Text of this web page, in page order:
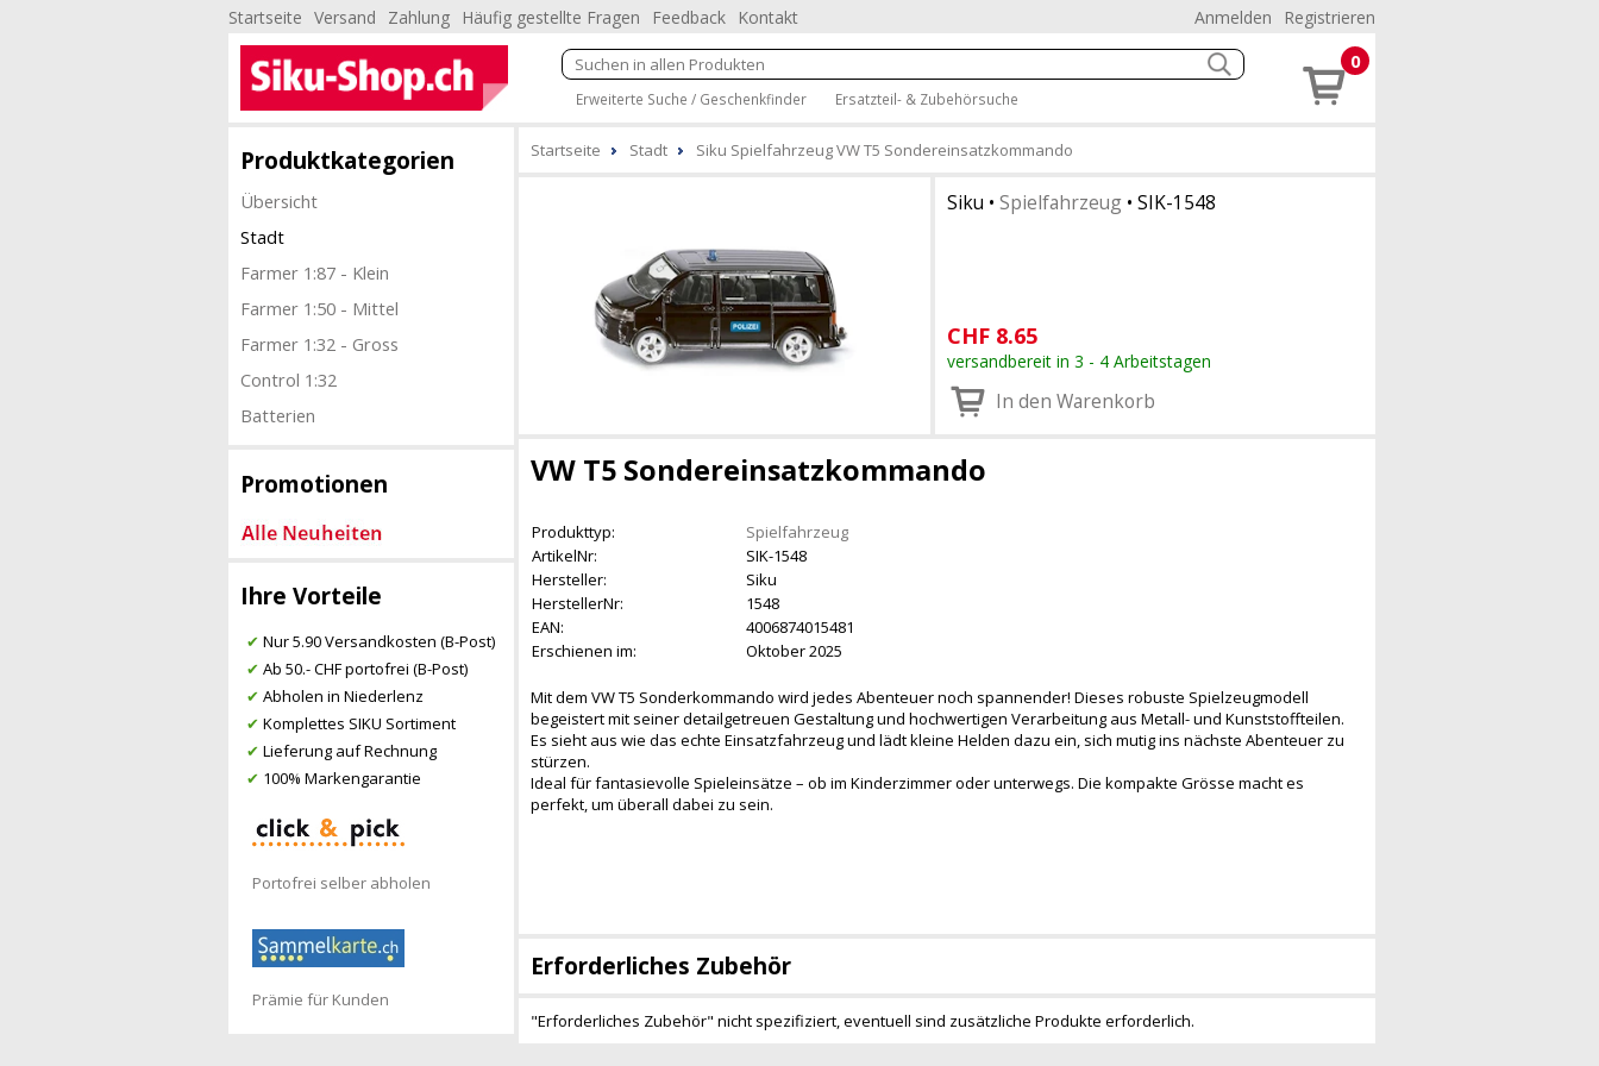
Startseite Versand Zahlung Häufig gestellte Fragen Feedback Kontakt Anmelden Registrieren
Erweiterte Suche / Geschenkfinder Ersatzteil- & Zubehörsuche
0
Produktkategorien
Übersicht
Stadt
Farmer 1:87 - Klein
Farmer 1:50 - Mittel
Farmer 1:32 - Gross
Control 1:32
Batterien
Promotionen
Ihre Vorteile
✔ Nur 5.90 Versandkosten (B-Post)
✔ Ab 50.- CHF portofrei (B-Post)
✔ Abholen in Niederlenz
✔ Komplettes SIKU Sortiment
✔ Lieferung auf Rechnung
✔ 100% Markengarantie
Portofrei selber abholen
Prämie für Kunden
Startseite Stadt Siku Spielfahrzeug VW T5 Sondereinsatzkommando
Siku • Spielfahrzeug• SIK-1548
CHF 8.65
versandbereit in 3 - 4 Arbeitstagen
In den Warenkorb
VW T5 Sondereinsatzkommando
Produkttyp:
Spielfahrzeug
ArtikelNr:
SIK-1548
Hersteller:
Siku
HerstellerNr:
1548
EAN:
4006874015481
Erschienen im:
Oktober 2025
Mit dem VW T5 Sonderkommando wird jedes Abenteuer noch spannender! Dieses robuste Spielzeugmodell
begeistert mit seiner detailgetreuen Gestaltung und hochwertigen Verarbeitung aus Metall- und Kunststoffteilen.
Es sieht aus wie das echte Einsatzfahrzeug und lädt kleine Helden dazu ein, sich mutig ins nächste Abenteuer zu
stürzen.
Ideal für fantasievolle Spieleinsätze – ob im Kinderzimmer oder unterwegs. Die kompakte Grösse macht es
perfekt, um überall dabei zu sein.
Erforderliches Zubehör
"Erforderliches Zubehör" nicht spezifiziert, eventuell sind zusätzliche Produkte erforderlich.